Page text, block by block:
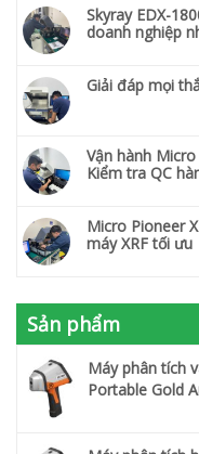
Skyray EDX-
doanh nghiệp
Giải đáp mọi
Vận hành
Kiểm tra QC
Micro Pioneer
máy XRF tối ưu
Sản phẩm
Máy phân tích
Portable Gold